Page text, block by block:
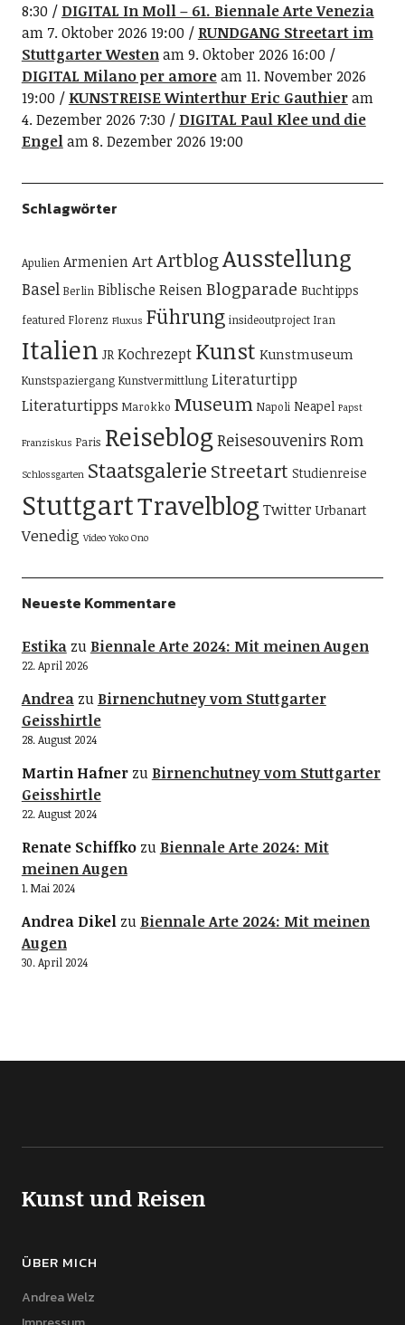
8:30
DIGITAL In Moll – 61. Biennale Arte Venezia
am 7. Oktober 2026 19:00
RUNDGANG Streetart im
Stuttgarter Westenam 9. Oktober 2026 16:00
DIGITAL Milano per amoream 11. November 2026
19:00
KUNSTREISE Winterthur Eric Gauthieram
4. Dezember 2026 7:30
DIGITAL Paul Klee und die
Engelam 8. Dezember 2026 19:00
Schlagwörter
Apulien ArmenienArtArtblogAusstellung
Basel Berlin Biblische ReisenBlogparade Buchtipps
featured Florenz Fluxus Führung insideoutproject Iran
Italien JR Kochrezept Kunst Kunstmuseum
Kunstspaziergang Kunstvermittlung Literaturtipp
Literaturtipps Marokko Museum Napoli Neapel Papst
Franziskus Paris Reiseblog ReisesouvenirsRom
Schlossgarten Staatsgalerie Streetart Studienreise
StuttgartTravelblog Twitter Urbanart
Venedig Video Yoko Ono
Neueste Kommentare
Estikazu Biennale Arte 2024: Mit meinen Augen
22. April 2026
Andreazu Birnenchutney vom Stuttgarter
Geisshirtle
28. August 2024
Martin Hafnerzu Birnenchutney vom Stuttgarter
Geisshirtle
22. August 2024
Renate Schiffkozu Biennale Arte 2024: Mit
meinen Augen
1. Mai 2024
Andrea Dikelzu Biennale Arte 2024: Mit meinen
Augen
30. April 2024
Kunst und Reisen
ÜBER MICH
Andrea Welz